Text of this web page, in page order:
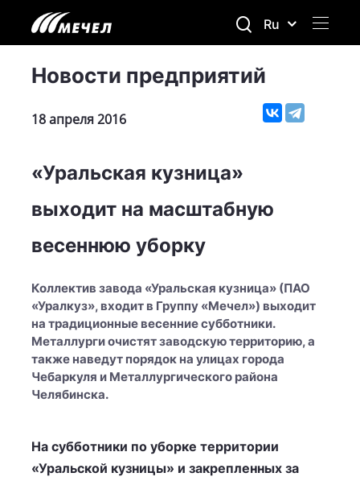
Ru
Новости предприятий
18 апреля 2016
«Уральская кузница»
выходит на масштабную
весеннюю уборку
Коллектив завода «Уральская кузница» (ПАО
«Уралкуз», входит в Группу «Мечел») выходит
на традиционные весенние субботники.
Металлурги очистят заводскую территорию, а
также наведут порядок на улицах города
Чебаркуля и Металлургического района
Челябинска.
На субботники по уборке территории
«Уральской кузницы» и закрепленных за